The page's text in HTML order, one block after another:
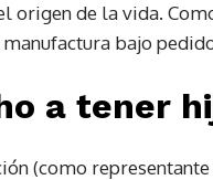
origen de la vida.
bajo
a tener
(como